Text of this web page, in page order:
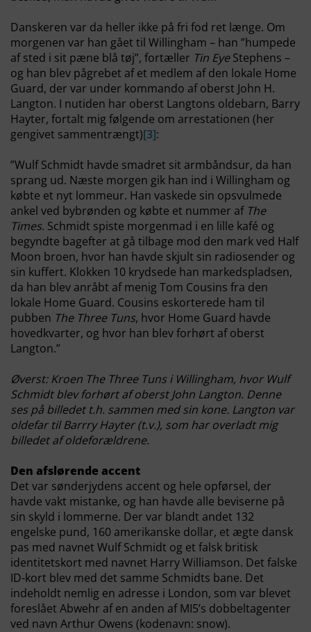
Danskeren var da heller ikke på fri fod ret længe. Om
morgenen var han gået til Willingham – han ”humpede
af sted i sit pæne blå tøj”, fortæller Tin EyeStephens –
og han blev pågrebet af et medlem af den lokale Home
Guard, der var under kommando af oberst John H.
Langton. I nutiden har oberst Langtons oldebarn, Barry
Hayter, fortalt mig følgende om arrestationen (her
gengivet sammentrængt)[3]:
”Wulf Schmidt havde smadret sit armbåndsur, da han
sprang ud. Næste morgen gik han ind i Willingham og
købte et nyt lommeur. Han vaskede sin opsvulmede
ankel ved bybrønden og købte et nummer af The
Times. Schmidt spiste morgenmad i en lille kafé og
begyndte bagefter at gå tilbage mod den mark ved Half
Moon broen, hvor han havde skjult sin radiosender og
sin kuffert. Klokken 10 krydsede han markedspladsen,
da han blev anråbt af menig Tom Cousins fra den
lokale Home Guard. Cousins eskorterede ham til
pubben The Three Tuns, hvor Home Guard havde
hovedkvarter, og hvor han blev forhørt af oberst
Langton.”
Øverst: Kroen The Three Tuns i Willingham, hvor Wulf
Schmidt blev forhørt af oberst John Langton. Denne
ses på billedet t.h. sammen med sin kone. Langton var
oldefar til Barrry Hayter (t.v.), som har overladt mig
billedet af oldeforældrene.
Den afslørende accent
Det var sønderjydens accent og hele opførsel, der
havde vakt mistanke, og han havde alle beviserne på
sin skyld i lommerne. Der var blandt andet 132
engelske pund, 160 amerikanske dollar, et ægte dansk
pas med navnet Wulf Schmidt og et falsk britisk
identitetskort med navnet Harry Williamson. Det falske
ID-kort blev med det samme Schmidts bane. Det
indeholdt nemlig en adresse i London, som var blevet
foreslået Abwehr af en anden af MI5’s dobbeltagenter
ved navn Arthur Owens (kodenavn: snow).